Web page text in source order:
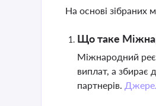
На основі зібраних
Що таке
Міжнародний
виплат, а збирає
партнерів.